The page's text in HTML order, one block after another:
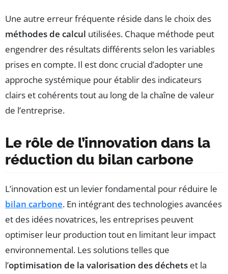
Une autre erreur fréquente réside dans le choix des
méthodes de calcul utilisées. Chaque méthode peut
engendrer des résultats différents selon les variables
prises en compte. Il est donc crucial d’adopter une
approche systémique pour établir des indicateurs
clairs et cohérents tout au long de la chaîne de valeur
de l’entreprise.
Le rôle de l’innovation dans la
réduction du bilan carbone
L’innovation est un levier fondamental pour réduire le
bilan carbone. En intégrant des technologies avancées
et des idées novatrices, les entreprises peuvent
optimiser leur production tout en limitant leur impact
environnemental. Les solutions telles que
l’optimisation de la valorisation des déchets et la